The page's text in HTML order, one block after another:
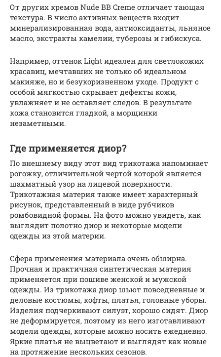
От других кремов Nude BB Creme отличает тающая
текстура. В число активных веществ входит
минерализированная вода, антиоксиданты, льняное
масло, экстракты камелии, туберозы и гибискуса.
Например, оттенок Light идеален для светлокожих
красавиц, мечтавших не только об идеальном
макияже, но и безукоризненном уходе. Продукт с
особой мягкостью скрывает дефекты кожи,
увлажняет и не оставляет следов. В результате
кожа становится гладкой, а морщинки
незаметными.
Где применяется диор?
По внешнему виду этот вид трикотажа напоминает
рогожку, отличительной чертой которой является
шахматный узор на лицевой поверхности.
Трикотажная материя также имеет характерный
рисунок, представленный в виде рубчиков
ромбовидной формы. На фото можно увидеть, как
выглядит полотно диор и некоторые модели
одежды из этой материи.
Сфера применения материала очень обширна.
Прочная и практичная синтетическая материя
применяется при пошиве женской и мужской
одежды. Из трикотажа диор шьют повседневные и
деловые костюмы, кофты, платья, головные уборы.
Изделия подчеркивают силуэт, хорошо сидят. Диор
не деформируется, поэтому из него изготавливают
модели одежды, которые можно носить ежедневно.
Яркие платья не выцветают и выглядят как новые
на протяжение нескольких сезонов.